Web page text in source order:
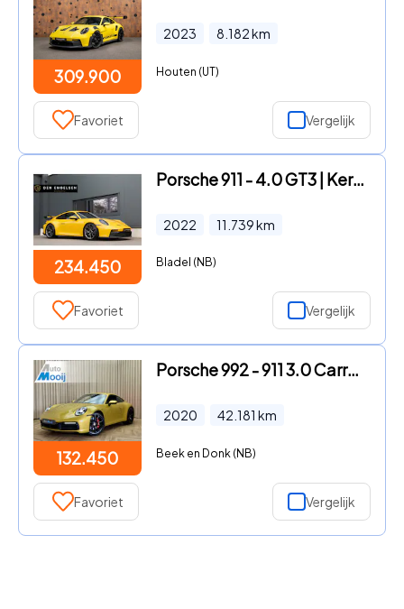
309.900
2023 8.182km
Houten (UT)
Favoriet Vergelijk
234.450
Porsche 911 - 4.0 GT3 | Keramische | 918 Carbon Seats | Bose | Lift | Full
2022 11.739km
Bladel (NB)
Favoriet Vergelijk
132.450
Porsche 992 - 911 3.0 Carrera S / 450 PK / Paint to Sample / PTS Yellow St
2020 42.181 km
Beek en Donk (NB)
Favoriet Vergelijk